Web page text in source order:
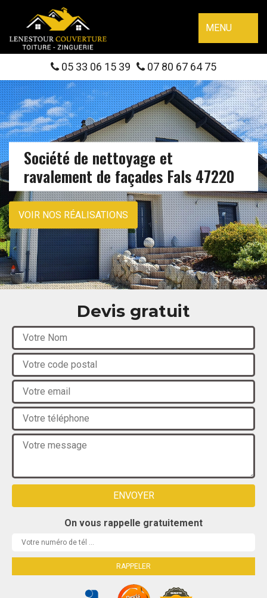
MENU
05 33 06 15 39 07 80 67 64 75
Société de nettoyage et
ravalement de façades Fals 47220
VOIR NOS RÉALISATIONS
Devis gratuit
On vous rappelle gratuitement